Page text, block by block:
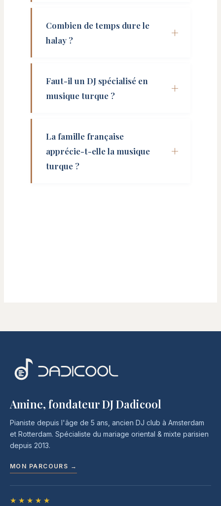
Combien de temps dure le
halay ?
Faut-il un DJ spécialisé en
musique turque ?
La famille française
apprécie-t-elle la musique
turque ?
Amine, fondateur DJ Dadicool
Pianiste depuis l'âge de 5 ans, ancien DJ club à Amsterdam
et Rotterdam. Spécialiste du mariage oriental & mixte parisien
depuis 2013.
MON PARCOURS →
★★★★★